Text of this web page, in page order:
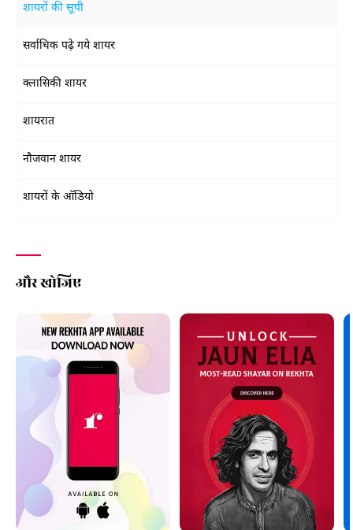
शायरों की सूची
सर्वाधिक पढ़े गये शायर
क्लासिकी शायर
शायरात
नौजवान शायर
शायरों के ऑडियो
और खोजिए